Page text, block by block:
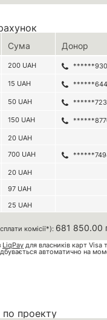
Сума Донор
200 UAH
15 UAH
50 UAH
150 UAH
20 UAH
700 UAH
20 UAH
97 UAH
25 UAH
комісії*): 681 850.00
LiqPay для власників карт Visa
автоматично на
по проекту